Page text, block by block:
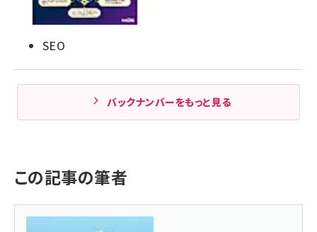
SEO
バックナンバーをもっと見る
この記事の筆者